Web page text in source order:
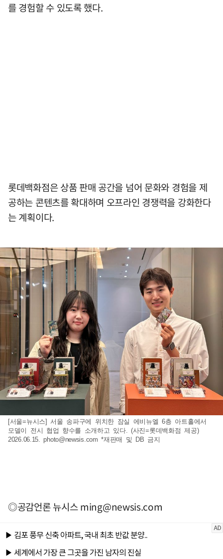
를 경험할 수 있도록 했다.
롯데백화점은 상품 판매 공간을 넘어 문화와 경험을 제
공하는 콘텐츠를 확대하며 오프라인 경쟁력을 강화한다
는 계획이다.
[서울=뉴시스] 서울 송파구에 위치한 잠실 에비뉴엘 6층 아트홀에서
모델이 전시 협업 향수를 소개하고 있다. (사진=롯데백화점 제공)
2026.06.15.photo@newsis.com *재판매 및 DB 금지
◎공감언론 뉴시스ming@newsis.com